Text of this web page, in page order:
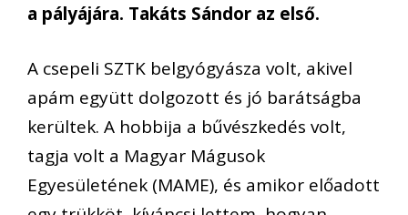
a pályájára. Takáts Sándor az első.
A csepeli SZTK belgyógyásza volt, akivel
apám együtt dolgozott és jó barátságba
kerültek. A hobbija a bűvészkedés volt,
tagja volt a Magyar Mágusok
Egyesületének (MAME), és amikor előadott